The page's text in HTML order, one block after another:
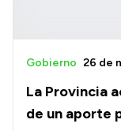
La Provincia
de un aporte
Gobierno 26 de